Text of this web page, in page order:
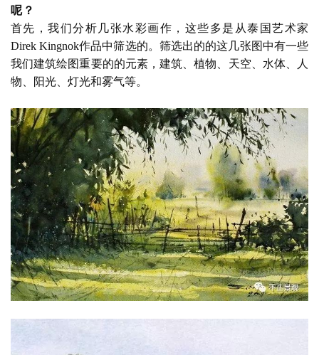
呢？
首先，我们分析几张水彩画作，这些多是从泰国艺术家
Direk Kingnok作品中筛选的。筛选出的的这几张图中有一些
我们建筑绘图重要的的元素，建筑、植物、天空、水体、人
物、阳光、灯光和雾气等。